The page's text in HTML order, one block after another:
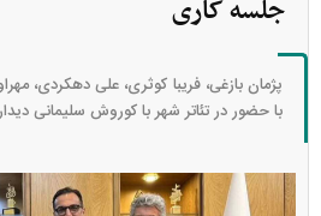
جلسه کاری
پژمان بازغی، فریبا کوثری، علی دهکردی،
با حضور در تئاتر شهر با کوروش سلیمانی